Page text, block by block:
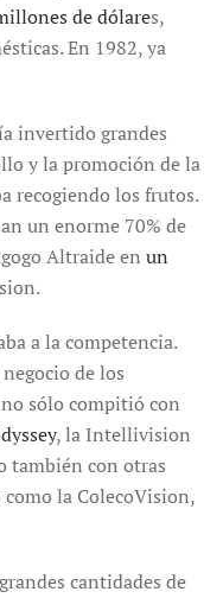
de dólares,
En 1982, ya
invertido grandes
y la promoción de la
recogiendo los frutos.
un enorme 70% de
Altraide en un
a la competencia.
de los
sólo compitió con
, la Intellivision
también con otras
la ColecoVision,
cantidades de